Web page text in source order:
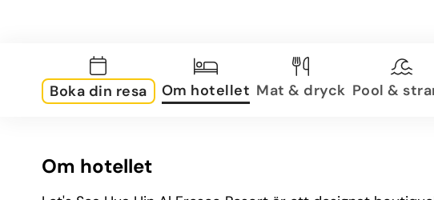
Boka din resa Om hotellet Mat & dryck Pool &
Om hotellet